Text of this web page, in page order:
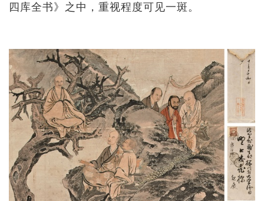
四库全书》之中，重视程度可见一斑。